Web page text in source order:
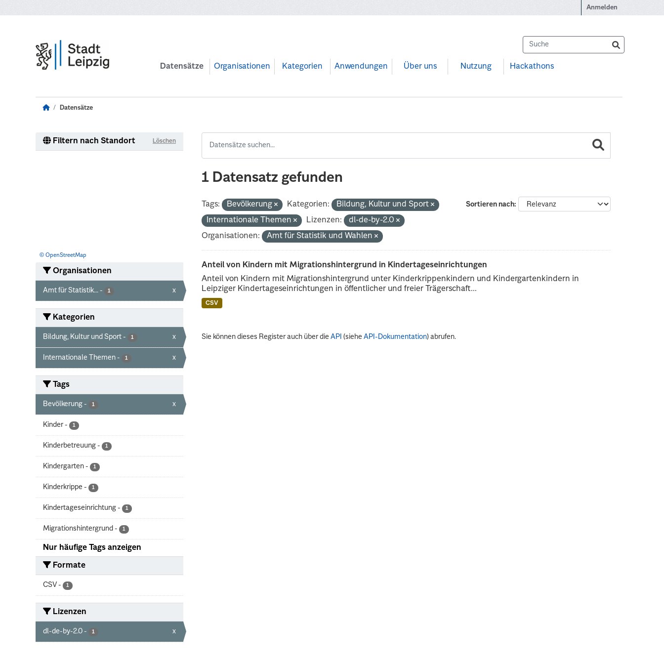
Anmelden
Datensätze Organisationen Kategorien Anwendungen Über uns Nutzung Hackathons
Datensätze
Filtern nach Standort Löschen
© OpenStreetMap
Organisationen
Amt für Statistik... - 1 x
Kategorien
Bildung, Kultur und Sport - 1 x
Internationale Themen - 1 x
Tags
Bevölkerung - 1 x
Kinder - 1
Kinderbetreuung - 1
Kindergarten - 1
Kinderkrippe - 1
Kindertageseinrichtung - 1
Migrationshintergrund - 1
Nur häufige Tags anzeigen
Formate
CSV - 1
Lizenzen
dl-de-by-2.0 - 1 x
1 Datensatz gefunden
Sortieren nach
Tags: Bevölkerung Kategorien:
Bildung, Kultur und Sport
Internationale Themen
Lizenzen:
dl-de-by-2.0
Organisationen:
Amt für Statistik und Wahlen
Anteil von Kindern mit Migrationshintergrund in Kindertageseinrichtungen
Anteil von Kindern mit Migrationshintergrund unter Kinderkrippenkindern und Kindergartenkindern in
Leipziger Kindertageseinrichtungen in öffentlicher und freier Trägerschaft...
CSV
Sie können dieses Register auch über dieAPI (sieheAPI-Dokumentation) abrufen.